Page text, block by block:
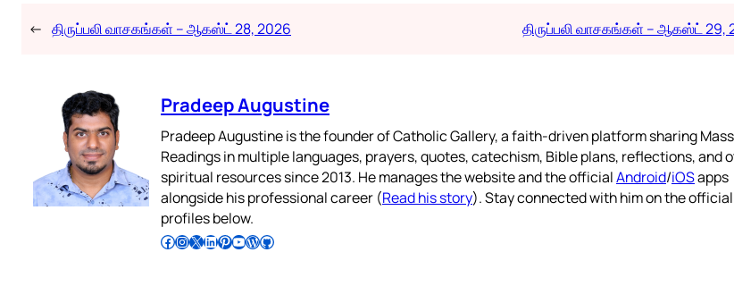
← திருப்பலி வாசகங்கள் – ஆகஸ்ட் 28, 2026 திருப்பலி வாசகங்கள் – ஆகஸ்ட் 29,
Pradeep Augustine
Pradeep Augustine is the founder of Catholic Gallery, a faith-driven platform sharing Mass
Readings in multiple languages, prayers, quotes, catechism, Bible plans, reflections, and
spiritual resources since 2013. He manages the website and the officialAndroid/iOSapps
alongside his professional career (Read his story). Stay connected with him on the
profiles below.
Follow Pradeep on Facebook Follow Pradeep on InstagramFollow Pradeep on X Follow Pradeep on LinkedIn Follow Pradeep on Pinterest Subscribe to Pradeep’s Youtube Channel Follow Pradeep on WordPress Follow Pradeep on GitHub